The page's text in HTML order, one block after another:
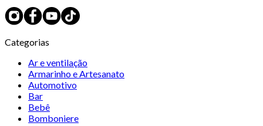
Categorias
Ar e ventilação
Armarinho e Artesanato
Automotivo
Bar
Bebê
Bomboniere